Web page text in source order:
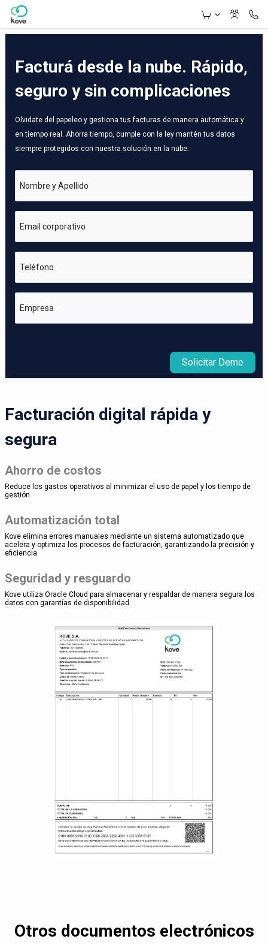
Skip to Main Content
Facturá desde la nube. Rápido,
seguro y sin complicaciones
Olvidate del papeleo y gestiona tus facturas de manera automática y
en tiempo real. Ahorra tiempo, cumple con la ley mantén tus datos
siempre protegidos con nuestra solución en la nube.
Nombre y Apellido
Email corporativo
Teléfono
Empresa
Solicitar Demo
Facturación digital rápida y
segura
Ahorro de costos
Reduce los gastos operativos al minimizar el uso de papel y los tiempo de
gestión
Automatización total
Kove elimina errores manuales mediante un sistema automatizado que
acelera y optimiza los procesos de facturación, garantizando la precisión y
eficiencia
Seguridad y resguardo
Kove utiliza Oracle Cloud para almacenar y respaldar de manera segura los
datos con garantías de disponibilidad
Otros documentos electrónicos